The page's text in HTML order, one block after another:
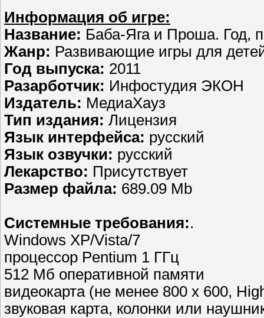
Информация об игре:
Название: Баба-Яга и Проша. Год,
Жанр: Развивающие игры для
Год выпуска: 2011
Разарботчик: Инфостудия ЭКОН
Издатель: МедиаХауз
Тип издания: Лицензия
Язык интерфейса: русский
Язык озвучки: русский
Лекарство: Присутствует
Размер файла: 689.09 Mb
Системные требования:.
Windows XP/Vista/7
процессор Pentium 1 ГГц
512 Мб оперативной памяти
видеокарта (не менее 800 x 600,
звуковая карта, колонки или